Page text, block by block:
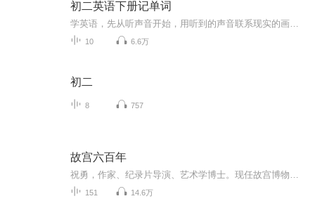
初二英语下册记单词
10 6.6万
初二
8 757
故宫六百年
151 14.6万